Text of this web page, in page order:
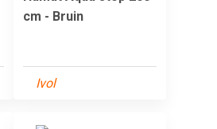
cm - Bruin
Ivol